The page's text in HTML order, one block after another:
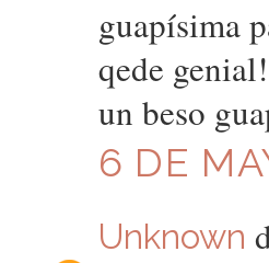
guapísima
qede
un beso
6 DE
Unknown